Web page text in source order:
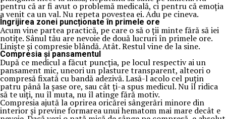
pentru că ar fi avut o problemă medicală, ci pentru că emoția
a venit ca un val. Nu repeta povestea ei. Adu pe cineva.
Îngrijirea zonei puncționate în primele ore
Acum vine partea practică, pe care o să o ții minte fără să iei
notițe. Sânul tău are nevoie de două lucruri în primele ore.
Liniște și compresie blândă. Atât. Restul vine de la sine.
Compresia și pansamentul
După ce medicul a făcut puncția, pe locul respectiv ai un
pansament mic, uneori un plasture transparent, alteori o
compresă fixată cu bandă adezivă. Lasă-l acolo cel puțin
patru până la șase ore, sau cât ți-a spus medicul. Nu îl ridica
să te uiți, nu îl muta, nu îl atinge fără motiv.
Compresia ajută la oprirea oricărei sângerări minore din
interior și previne formarea unui hematom mai mare decât e